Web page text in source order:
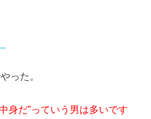
った。
身だ”っていう男は多いです